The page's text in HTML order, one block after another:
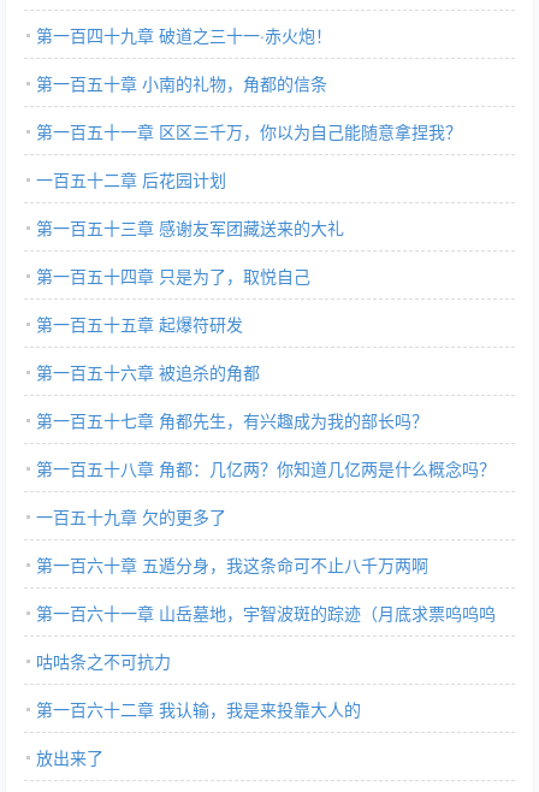
第一百四十九章 破道之三十一·赤火炮！
第一百五十章 小南的礼物，角都的信条
第一百五十一章 区区三千万，你以为自己能随意拿捏我？
一百五十二章 后花园计划
第一百五十三章 感谢友军团藏送来的大礼
第一百五十四章 只是为了，取悦自己
第一百五十五章 起爆符研发
第一百五十六章 被追杀的角都
第一百五十七章 角都先生，有兴趣成为我的部长吗？
第一百五十八章 角都：几亿两？你知道几亿两是什么概念吗？
一百五十九章 欠的更多了
第一百六十章 五遁分身，我这条命可不止八千万两啊
第一百六十一章 山岳墓地，宇智波斑的踪迹（月底求票呜呜呜
QAQ）
咕咕条之不可抗力
第一百六十二章 我认输，我是来投靠大人的
放出来了